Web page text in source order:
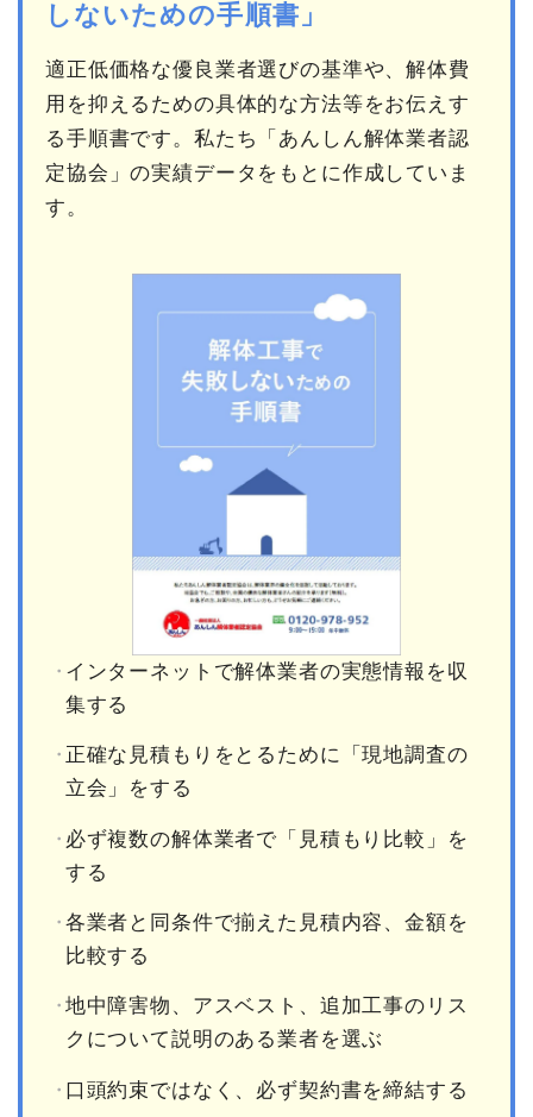
しないための手順書」
適正低価格な優良業者選びの基準や、解体費
用を抑えるための具体的な方法等をお伝えす
る手順書です。私たち「あんしん解体業者認
定協会」の実績データをもとに作成していま
す。
インターネットで解体業者の実態情報を収
集する
正確な見積もりをとるために「現地調査の
立会」をする
必ず複数の解体業者で「見積もり比較」を
する
各業者と同条件で揃えた見積内容、金額を
比較する
地中障害物、アスベスト、追加工事のリス
クについて説明のある業者を選ぶ
口頭約束ではなく、必ず契約書を締結する